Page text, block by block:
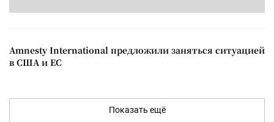
Amnesty International предложили заняться ситуацией
в США и ЕС
Показать ещё